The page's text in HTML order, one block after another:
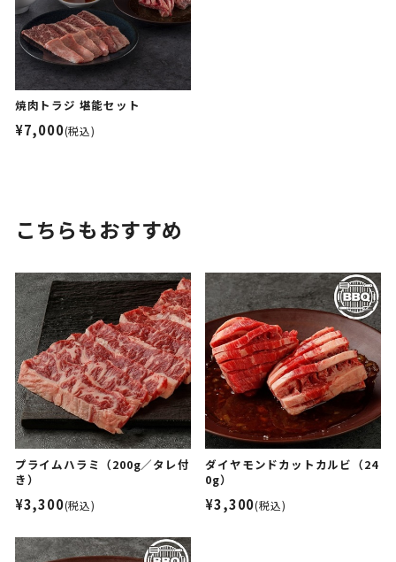
焼肉トラジ 堪能セット
¥7,000(税込)
こちらもおすすめ
プライムハラミ（200g／タレ付
き）
¥3,300(税込)
ダイヤモンドカットカルビ（24
0g）
¥3,300(税込)